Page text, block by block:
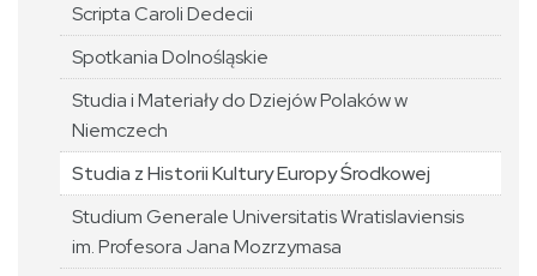
Scripta Caroli Dedecii
Spotkania Dolnośląskie
Studia i Materiały do Dziejów Polaków w
Niemczech
Studia z Historii Kultury Europy Środkowej
Studium Generale Universitatis Wratislaviensis
im. Profesora Jana Mozrzymasa